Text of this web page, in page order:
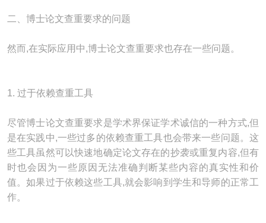
二、博士论文查重要求的问题
然而,在实际应用中,博士论文查重要求也存在一些问题。
1. 过于依赖查重工具
尽管博士论文查重要求是学术界保证学术诚信的一种方式,但
是在实践中,一些过多的依赖查重工具也会带来一些问题。这
些工具虽然可以快速地确定论文存在的抄袭或重复内容,但有
时也会因为一些原因无法准确判断某些内容的真实性和价
值。如果过于依赖这些工具,就会影响到学生和导师的正常工
作。